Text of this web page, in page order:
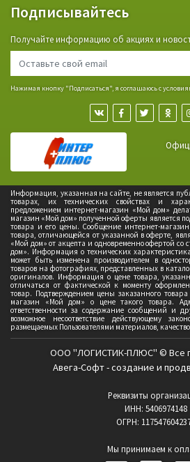
Подписывайтесь
Получайте информацию об акциях и
Нажимая кнопку "Подписаться", я соглашаюсь с
Информация, указанная на сайте, не является
товарах, их технических свойствах и
предложением интернет-магазин «Мой дом»
магазин «Мой дом» полученной оферты является
товара и его цены. Сообщение интернет-
товара, отличающейся от указанной в оферте,
«Мой дом» от акцепта и одновременно офертой со
дом». Информация о технических
может быть изменена производителем в
товаров на фотографиях, представленных в
оригиналов. Информация о цене товара,
отличаться от фактической к моменту
товар. Подтверждением цены заказанного
магазин «Мой дом» о цене такого товара.
ответственности за содержание сообщений и
возможное несоответствие действующему
размещаемых Пользователями материалов,
ООО "ЛОГИСТИК-ПЛЮС" © Все
Авега-Софт - создание и
Реквизиты
ИНН: 5406974148
ОГРН:
Мы принимаем к